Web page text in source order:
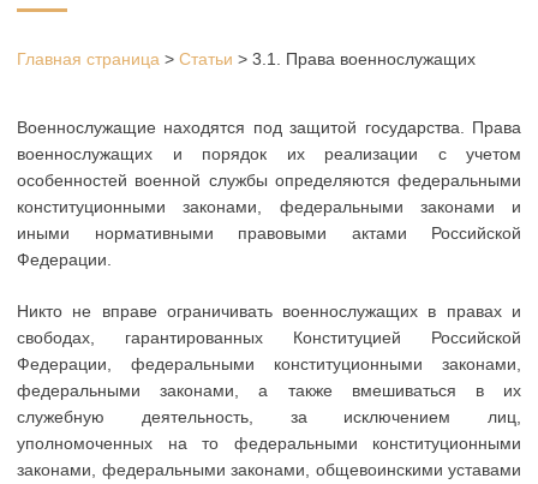
Главная страница > Статьи > 3.1. Права военнослужащих
Военнослужащие находятся под защитой государства. Права
военнослужащих и порядок их реализации с учетом
особенностей военной службы определяются федеральными
конституционными законами, федеральными законами и
иными нормативными правовыми актами Российской
Федерации.
Никто не вправе ограничивать военнослужащих в правах и
свободах, гарантированных Конституцией Российской
Федерации, федеральными конституционными законами,
федеральными законами, а также вмешиваться в их
служебную деятельность, за исключением лиц,
уполномоченных на то федеральными конституционными
законами, федеральными законами, общевоинскими уставами